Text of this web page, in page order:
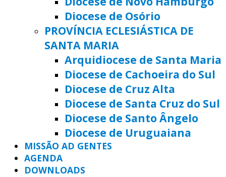
Diocese de Osório
PROVÍNCIA ECLESIÁSTICA DE
SANTA MARIA
Arquidiocese de Santa Maria
Diocese de Cachoeira do Sul
Diocese de Cruz Alta
Diocese de Santa Cruz do Sul
Diocese de Santo Ângelo
Diocese de Uruguaiana
MISSÃO AD GENTES
AGENDA
DOWNLOADS